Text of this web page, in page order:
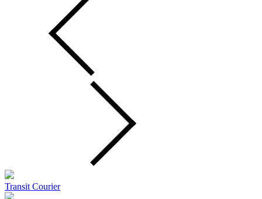
Transit Courier